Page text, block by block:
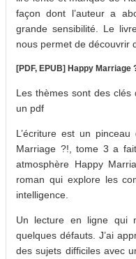
façon dont l’auteur a
grande sensibilité. Le
nous permet de découvrir
[PDF, EPUB] Happy Marriage
Les thèmes sont des
un pdf
L’écriture est un
Marriage ?!, tome 3 a
atmosphère Happy
roman qui explore les
intelligence.
Un lecture en ligne qui
quelques défauts. J’ai
des sujets difficiles avec